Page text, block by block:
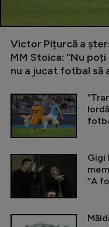
Victor Pițurcă a
MM Stoica: ”Nu
nu a jucat fotbal să
Gigi
”A